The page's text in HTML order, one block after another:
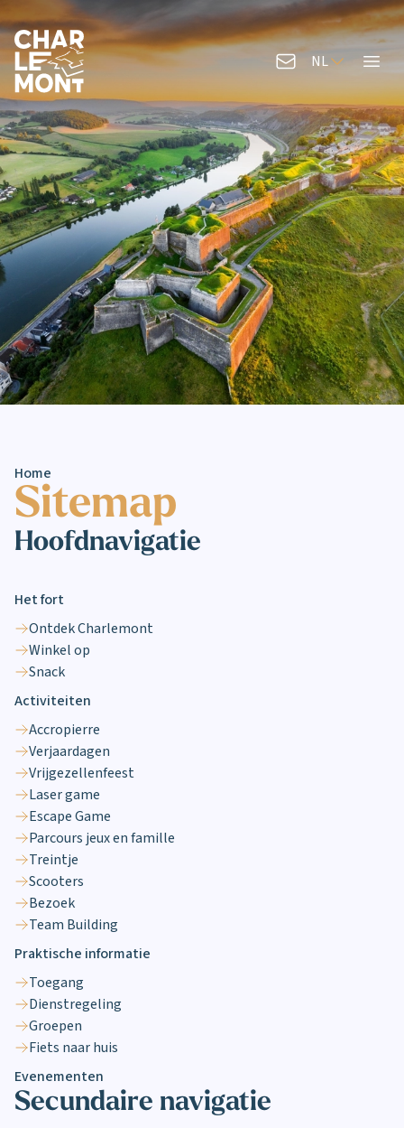
Logo van Charlemont
Contacteer ons
NL
Menu
Home
Sitemap
Hoofdnavigatie
Het fort
Ontdek Charlemont
Winkel op
Snack
Activiteiten
Accropierre
Verjaardagen
Vrijgezellenfeest
Laser game
Escape Game
Parcours jeux en famille
Treintje
Scooters
Bezoek
Team Building
Praktische informatie
Toegang
Dienstregeling
Groepen
Fiets naar huis
Evenementen
Secundaire navigatie